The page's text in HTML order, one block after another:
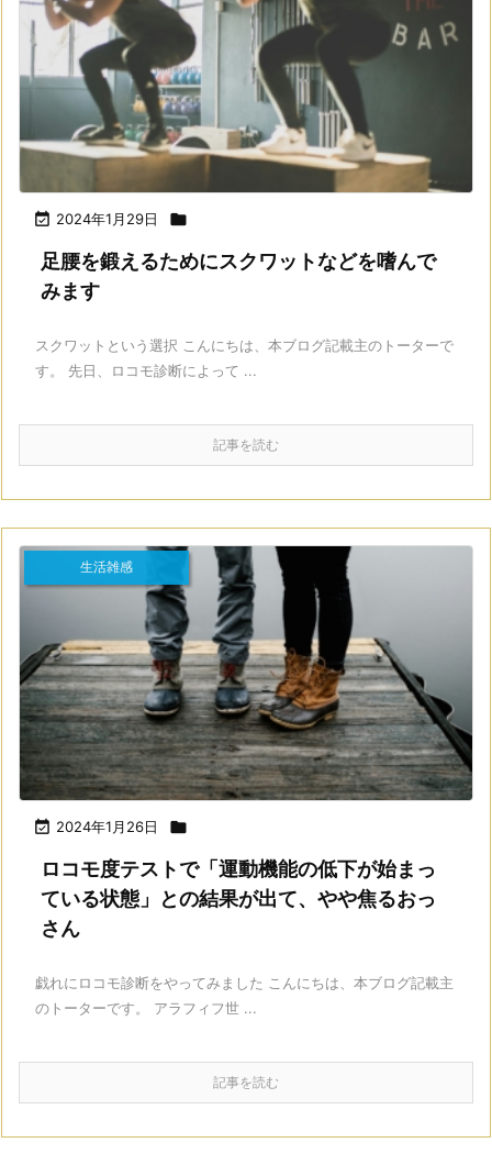
 2024年1月29日 
足腰を鍛えるためにスクワットなどを嗜んで
みます
スクワットという選択 こんにちは、本ブログ記載主のトーターで
す。 先日、ロコモ診断によって ...
記事を読む
 2024年1月26日 
生活雑感
ロコモ度テストで「運動機能の低下が始まっ
ている状態」との結果が出て、やや焦るおっ
さん
戯れにロコモ診断をやってみました こんにちは、本ブログ記載主
のトーターです。 アラフィフ世 ...
記事を読む